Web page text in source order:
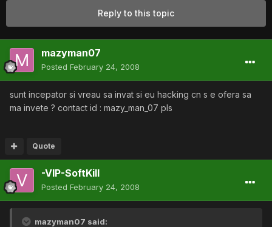
Reply to this topic
mazyman07
Posted February 24, 2008
sunt incepator si vreau sa invat si eu hacking cn s e ofera sa
ma invete ? contact id : mazy_man_07 pls
Quote
-VIP-SoftKill
Posted February 24, 2008
mazyman07 said: